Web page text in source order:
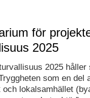
för
2025
2025 håller
som en del
och lokalsamhället